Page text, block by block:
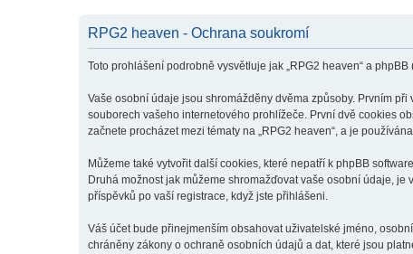
RPG2 heaven - Ochrana soukromí
Toto prohlášení podrobně vysvětluje jak „RPG2 heaven“ a
Vaše osobní údaje jsou shromážděny dvěma způsoby. Prvním
souborech vašeho internetového prohlížeče. První dvě cookies
začnete procházet mezi tématy na „RPG2 heaven“, a je
Můžeme také vytvořit další cookies, které nepatří k phpBB
Druhá možnost jak můžeme shromažďovat vaše osobní údaje,
příspěvků po vaší registrace, když jste přihlášeni.
Váš účet bude přinejmenším obsahovat uživatelské jméno,
chráněny zákony o ochraně osobních údajů a dat, které jsou